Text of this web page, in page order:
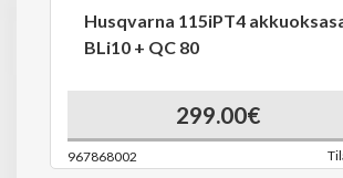
Husqvarna 115iPT4
BLi10 + QC 80
299.00€
967868002